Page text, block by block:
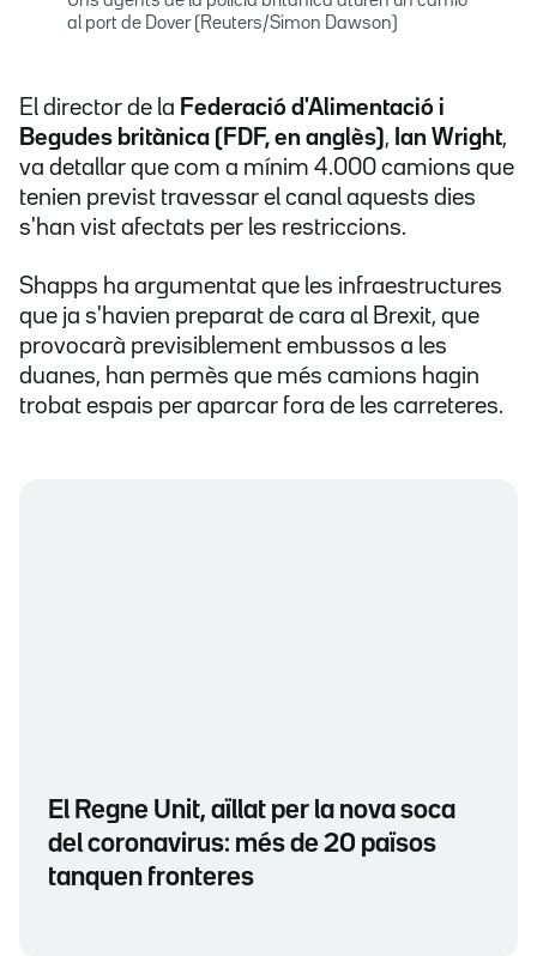
al port de Dover (Reuters/Simon Dawson)
El director de la Federació d'Alimentació i
Begudes britànica (FDF, en anglès), Ian Wright,
va detallar que com a mínim 4.000 camions que
tenien previst travessar el canal aquests dies
s'han vist afectats per les restriccions.
Shapps ha argumentat que les infraestructures
que ja s'havien preparat de cara al Brexit, que
provocarà previsiblement embussos a les
duanes, han permès que més camions hagin
trobat espais per aparcar fora de les carreteres.
El Regne Unit, aïllat per la nova soca
del coronavirus: més de 20 països
tanquen fronteres